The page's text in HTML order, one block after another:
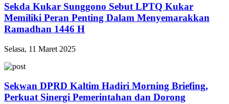
Sekda Kukar Sunggono Sebut LPTQ Kukar
Memiliki Peran Penting Dalam Menyemarakkan
Ramadhan 1446 H
Selasa, 11 Maret 2025
Sekwan DPRD Kaltim Hadiri Morning Briefing,
Perkuat Sinergi Pemerintahan dan Dorong